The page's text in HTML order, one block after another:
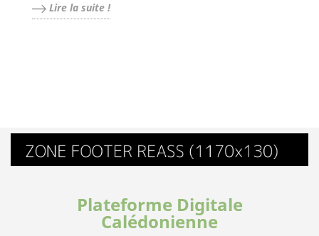
Lire la suite !
Plateforme Digitale
Calédonienne